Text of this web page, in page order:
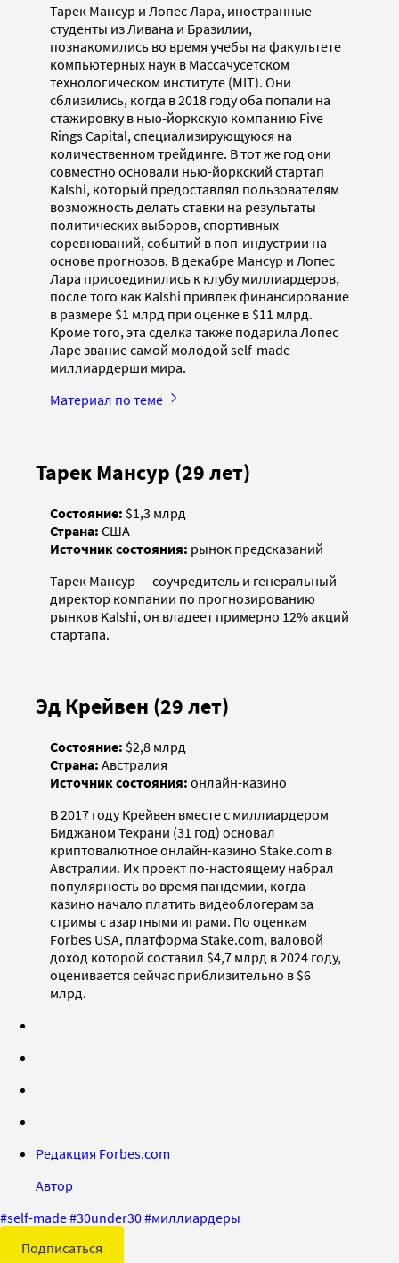
Тарек Мансур и Лопес Лара, иностранные
студенты из Ливана и Бразилии,
познакомились во время учебы на факультете
компьютерных наук в Массачусетском
технологическом институте (MIT). Они
сблизились, когда в 2018 году оба попали на
стажировку в нью-йоркскую компанию Five
Rings Capital, специализирующуюся на
количественном трейдинге. В тот же год они
совместно основали нью-йоркский стартап
Kalshi, который предоставлял пользователям
возможность делать ставки на результаты
политических выборов, спортивных
соревнований, событий в поп-индустрии на
основе прогнозов. В декабре Мансур и Лопес
Лара присоединились к клубу миллиардеров,
после того как Kalshi привлек финансирование
в размере $1 млрд при оценке в $11 млрд.
Кроме того, эта сделка также подарила Лопес
Ларе звание самой молодой self-made-
миллиардерши мира.
Материал по теме
Тарек Мансур (29 лет)
Состояние: $1,3 млрд
Страна: США
Источник состояния: рынок предсказаний
Тарек Мансур — соучредитель и генеральный
директор компании по прогнозированию
рынков Kalshi, он владеет примерно 12% акций
стартапа.
Эд Крейвен (29 лет)
Состояние: $2,8 млрд
Страна: Австралия
Источник состояния: онлайн-казино
В 2017 году Крейвен вместе с миллиардером
Биджаном Техрани (31 год) основал
криптовалютное онлайн-казино Stake.com в
Австралии. Их проект по-настоящему набрал
популярность во время пандемии, когда
казино начало платить видеоблогерам за
стримы с азартными играми. По оценкам
Forbes USA, платформа Stake.com, валовой
доход которой составил $4,7 млрд в 2024 году,
оценивается сейчас приблизительно в $6
млрд.
Редакция Forbes.com
Автор
#self-made#30under30#миллиардеры
Подписаться